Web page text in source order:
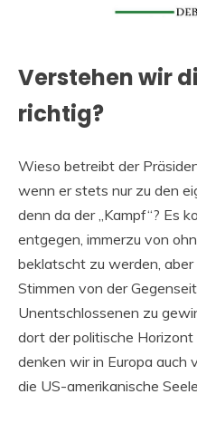
Verstehen wir
richtig?
Wieso betreibt der
wenn er stets nur zu den
denn da der „Kampf“? Es
entgegen, immerzu von
beklatscht zu werden,
Stimmen von der
Unentschlossenen zu
dort der politische
denken wir in Europa auch
die US-amerikanische